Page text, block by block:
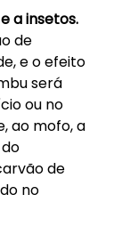
a insetos.
de
e o efeito
será
ou no
ao mofo, a
de
no